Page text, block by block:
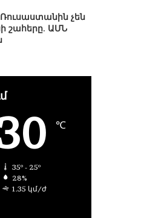
չեն
շահերը. ԱՄՆ
℃
35º - 25º
28%
1.35 կմ/ժ